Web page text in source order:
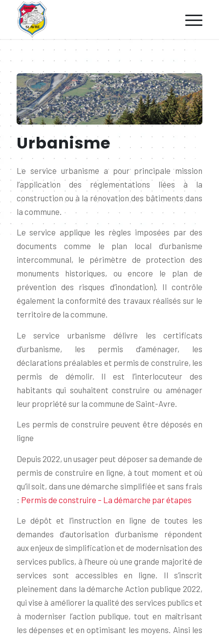
Urbanisme
Le service urbanisme a pour principale mission
l’application des réglementations liées à la
construction ou à la rénovation des bâtiments dans
la commune.
Le service applique les règles imposées par des
documents comme le plan local d’urbanisme
intercommunal, le périmètre de protection des
monuments historiques, ou encore le plan de
prévention des risques d’inondation). Il contrôle
également la conformité des travaux réalisés sur le
territoire de la commune.
Le service urbanisme délivre les certificats
d’urbanisme, les permis d’aménager, les
déclarations préalables et permis de construire, les
permis de démolir. Il est l’interlocuteur des
habitants qui souhaitent construire ou aménager
leur propriété sur la commune de Saint-Avre.
Les permis de construire peuvent être déposés en
ligne
Depuis 2022, un usager peut déposer sa demande de
permis de construire en ligne, à tout moment et où
qu’il soit, dans une démarche simplifiée et sans frais
: Permis de construire – La démarche par étapes
Le dépôt et l’instruction en ligne de toutes les
demandes d’autorisation d’urbanisme répondent
aux enjeux de simplification et de modernisation des
services publics, à l’heure où une grande majorité de
services sont accessibles en ligne. Il s’inscrit
pleinement dans la démarche Action publique 2022,
qui vise à améliorer la qualité des services publics et
à moderniser l’action publique, tout en maîtrisant
les dépenses et en optimisant les moyens. Ainsi les